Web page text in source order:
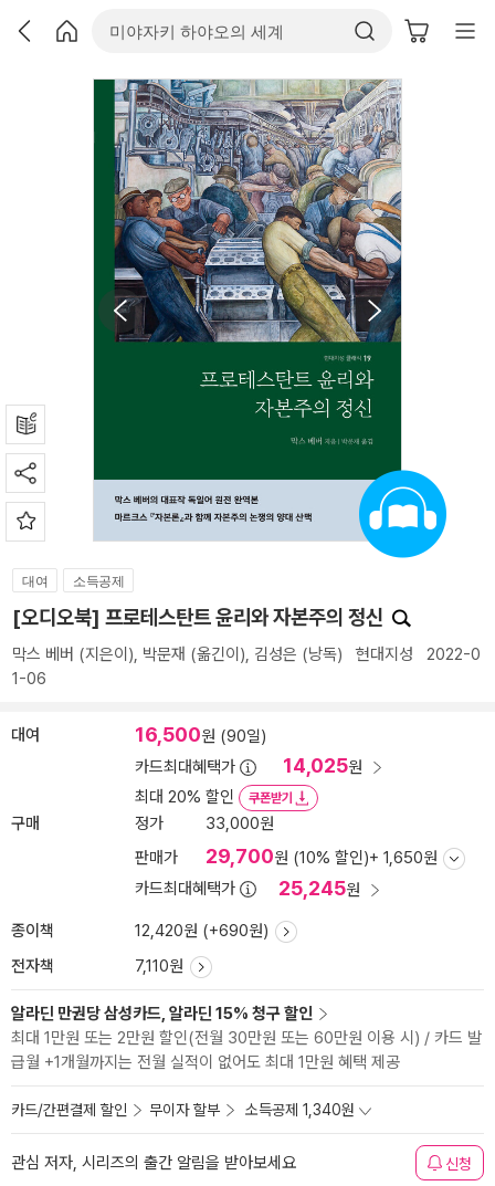
대여 소득공제
[오디오북] 프로테스탄트 윤리와 자본주의 정신
막스 베버 (지은이), 박문재 (옮긴이), 김성은 (낭독)현대지성 2022-0
1-06
대여 16,500원 (90일)
카드최대혜택가
14,025원
최대 20% 할인
쿠폰받기
구매 정가
33,000원
판매가
29,700원 (10% 할인)+ 1,650원
카드최대혜택가
25,245원
종이책
12,420원 (+690원)
전자책
7,110원
알라딘 만권당 삼성카드, 알라딘 15% 청구 할인
최대 1만원 또는 2만원 할인(전월 30만원 또는 60만원 이용 시) / 카드 발
급월 +1개월까지는 전월 실적이 없어도 최대 1만원 혜택 제공
카드/간편결제 할인 무이자 할부 소득공제 1,340원
관심 저자, 시리즈의 출간 알림을 받아보세요 신청